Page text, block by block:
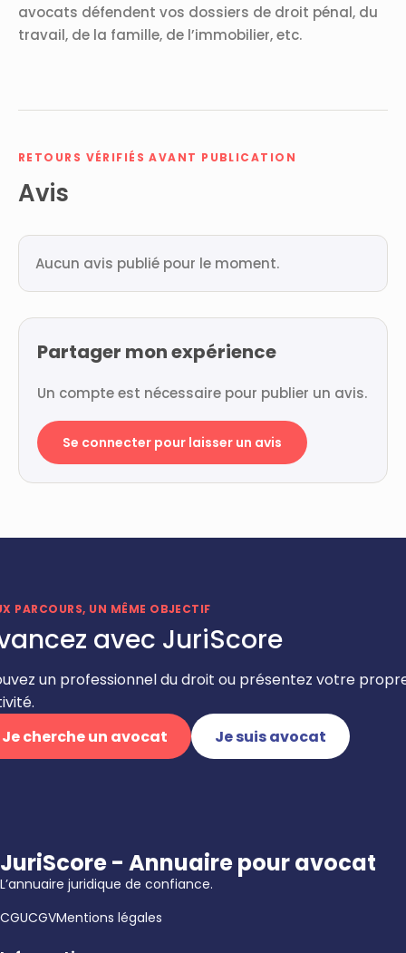
avocats défendent vos dossiers de droit pénal, du
travail, de la famille, de l’immobilier, etc.
RETOURS VÉRIFIÉS AVANT PUBLICATION
Avis
Aucun avis publié pour le moment.
Partager mon expérience
Un compte est nécessaire pour publier un avis.
Se connecter pour laisser un avis
PARCOURS, UN MÊME OBJECTIF
avec JuriScore
un professionnel du droit ou présentez votre
Je cherche un avocat
Je suis avocat
JuriScore - Annuaire pour avocat
L’annuaire juridique de confiance.
CGUCGVMentions légales